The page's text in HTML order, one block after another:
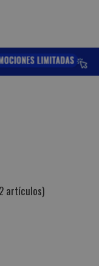
artículos)